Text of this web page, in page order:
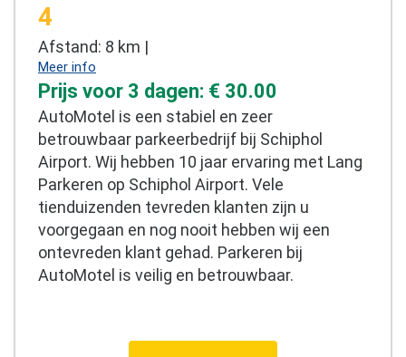
4
Afstand: 8 km |
Meer info
Prijs voor 3 dagen: € 30.00
AutoMotel is een stabiel en zeer
betrouwbaar parkeerbedrijf bij Schiphol
Airport. Wij hebben 10 jaar ervaring met Lang
Parkeren op Schiphol Airport. Vele
tienduizenden tevreden klanten zijn u
voorgegaan en nog nooit hebben wij een
ontevreden klant gehad. Parkeren bij
AutoMotel is veilig en betrouwbaar.